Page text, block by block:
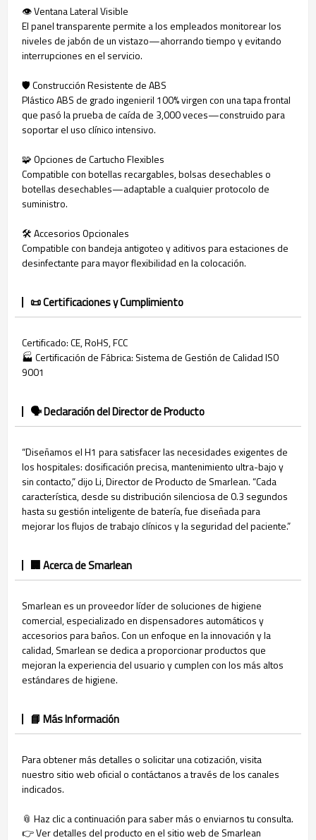
👁️ Ventana Lateral Visible
El panel transparente permite a los empleados monitorear los
niveles de jabón de un vistazo—ahorrando tiempo y evitando
interrupciones en el servicio.
🛡️ Construcción Resistente de ABS
Plástico ABS de grado ingenieril 100% virgen con una tapa frontal
que pasó la prueba de caída de 3,000 veces—construido para
soportar el uso clínico intensivo.
🧩 Opciones de Cartucho Flexibles
Compatible con botellas recargables, bolsas desechables o
botellas desechables—adaptable a cualquier protocolo de
suministro.
🛠️ Accesorios Opcionales
Compatible con bandeja antigoteo y aditivos para estaciones de
desinfectante para mayor flexibilidad en la colocación.
📜 Certificaciones y Cumplimiento
Certificado: CE, RoHS, FCC
🏭 Certificación de Fábrica: Sistema de Gestión de Calidad ISO
9001
🗣️ Declaración del Director de Producto
“Diseñamos el H1 para satisfacer las necesidades exigentes de
los hospitales: dosificación precisa, mantenimiento ultra-bajo y
sin contacto,” dijo Li, Director de Producto de Smarlean. “Cada
característica, desde su distribución silenciosa de 0.3 segundos
hasta su gestión inteligente de batería, fue diseñada para
mejorar los flujos de trabajo clínicos y la seguridad del paciente.”
🏢 Acerca de Smarlean
Smarlean es un proveedor líder de soluciones de higiene
comercial, especializado en dispensadores automáticos y
accesorios para baños. Con un enfoque en la innovación y la
calidad, Smarlean se dedica a proporcionar productos que
mejoran la experiencia del usuario y cumplen con los más altos
estándares de higiene.
📘 Más Información
Para obtener más detalles o solicitar una cotización, visita
nuestro sitio web oficial o contáctanos a través de los canales
indicados.
📎 Haz clic a continuación para saber más o enviarnos tu consulta.
👉 Ver detalles del producto en el sitio web de Smarlean